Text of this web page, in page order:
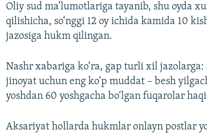
Oliy sud ma’lumotlariga tayanib, shu oyda
qilishicha, so‘nggi 12 oy ichida kamida 10
jazosiga hukm qilingan.
Nashr xabariga ko‘ra, gap turli xil
jinoyat uchun eng ko‘p muddat – besh
yoshdan 60 yoshgacha bo‘lgan fuqarolar
Aksariyat hollarda hukmlar onlayn postlar